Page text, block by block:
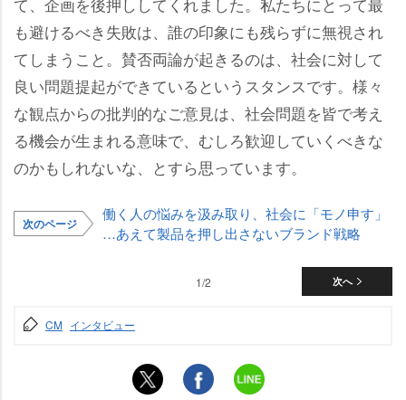
も避けるべき失敗は、誰の印象にも残らずに無視され
てしまうこと。賛否両論が起きるのは、社会に対して
良い問題提起ができているというスタンスです。様々
な観点からの批判的なご意見は、社会問題を皆で考え
る機会が生まれる意味で、むしろ歓迎していくべきな
のかもしれないな、とすら思っています。
次のページ
働く人の悩みを汲み取り、社会に「モノ申す」
…あえて製品を押し出さないブランド戦略
次へ
1/2
CM インタビュー